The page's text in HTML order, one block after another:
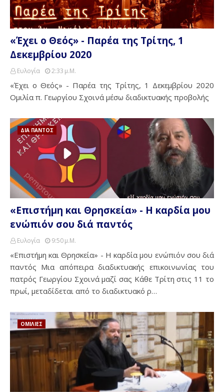
«Έχει ο Θεός» - Παρέα της Τρίτης, 1
Δεκεμβρίου 2020
Ευλογία 2:33 Μ.μ.
«Έχει ο Θεός» - Παρέα της Τρίτης, 1 Δεκεμβρίου 2020
Ομιλία π. Γεωργίου Σχοινά μέσω διαδικτυακής προβολής
ΔΙΑ ΠΑΝΤΟΣ
«Επιστήμη και Θρησκεία» - Η καρδία μου
ενώπιόν σου διά παντός
Ευλογία 9:50 Μ.μ.
«Επιστήμη και Θρησκεία» - Η καρδία μου ενώπιόν σου διά
παντός Μια απόπειρα διαδικτυακής επικοινωνίας του
πατρός Γεωργίου Σχοινά μαζί σας Κάθε Τρίτη στις 11 το
πρωί, μεταδίδεται από το διαδικτυακό ρ…
ΟΜΙΛΙΕΣ